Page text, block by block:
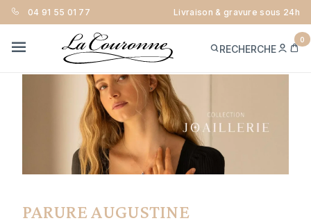
04 91 55 01 77 Livraison & gravure sous 24h
RECHERCHE
ME
0
GUIDE SUR NOS PARURES
PARURE AUGUSTINE